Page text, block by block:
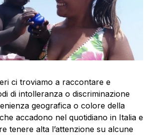
ci troviamo a raccontare e
di intolleranza o discriminazione
geografica o colore della
accadono nel quotidiano in Italia e
tenere alta l’attenzione su alcune